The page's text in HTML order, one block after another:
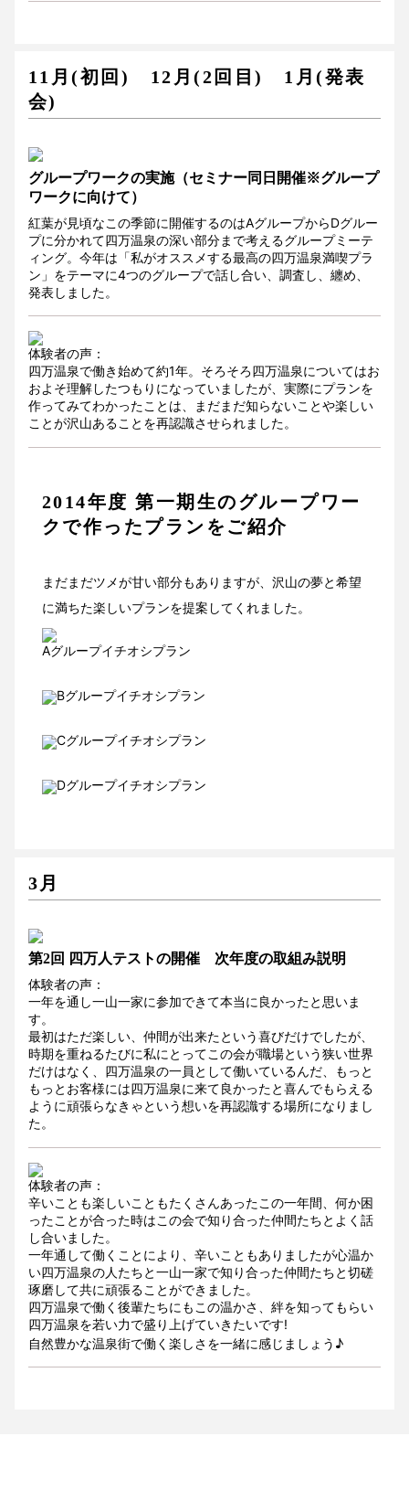
11月(初回) 12月(2回目) 1月(発表
会)
グループワークの実施（セミナー同日開催※グループ
ワークに向けて）
紅葉が見頃なこの季節に開催するのはAグループからDグルー
プに分かれて四万温泉の深い部分まで考えるグループミーテ
ィング。今年は「私がオススメする最高の四万温泉満喫プラ
ン」をテーマに4つのグループで話し合い、調査し、纏め、
発表しました。
体験者の声：
四万温泉で働き始めて約1年。そろそろ四万温泉についてはお
およそ理解したつもりになっていましたが、実際にプランを
作ってみてわかったことは、まだまだ知らないことや楽しい
ことが沢山あることを再認識させられました。
2014年度 第一期生のグループワー
クで作ったプランをご紹介
まだまだツメが甘い部分もありますが、沢山の夢と希望
に満ちた楽しいプランを提案してくれました。
Aグループイチオシプラン
Bグループイチオシプラン
Cグループイチオシプラン
Dグループイチオシプラン
3月
第2回 四万人テストの開催 次年度の取組み説明
体験者の声：
一年を通し一山一家に参加できて本当に良かったと思いま
す。
最初はただ楽しい、仲間が出来たという喜びだけでしたが、
時期を重ねるたびに私にとってこの会が職場という狭い世界
だけはなく、四万温泉の一員として働いているんだ、もっと
もっとお客様には四万温泉に来て良かったと喜んでもらえる
ように頑張らなきゃという想いを再認識する場所になりまし
た。
体験者の声：
辛いことも楽しいこともたくさんあったこの一年間、何か困
ったことが合った時はこの会で知り合った仲間たちとよく話
し合いました。
一年通して働くことにより、辛いこともありましたが心温か
い四万温泉の人たちと一山一家で知り合った仲間たちと切磋
琢磨して共に頑張ることができました。
四万温泉で働く後輩たちにもこの温かさ、絆を知ってもらい
四万温泉を若い力で盛り上げていきたいです!
自然豊かな温泉街で働く楽しさを一緒に感じましょう♪